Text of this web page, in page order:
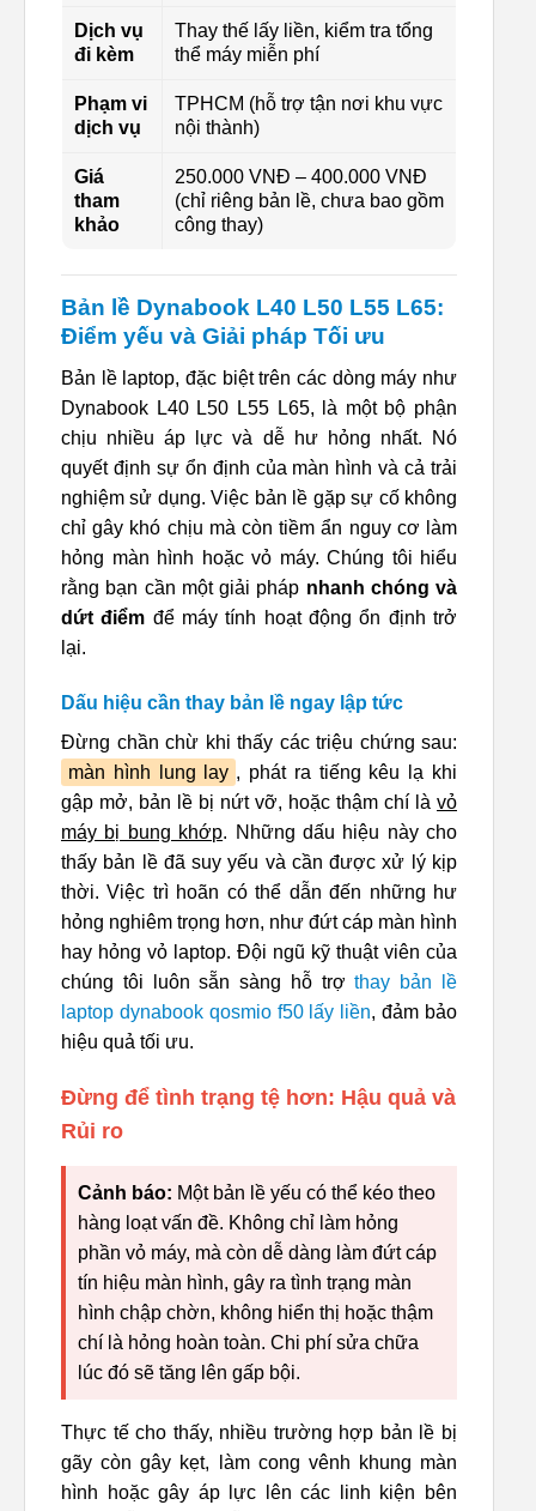
Dịch vụ
đi kèm
Thay thế lấy liền, kiểm tra tổng
thể máy miễn phí
Phạm vi
dịch vụ
TPHCM (hỗ trợ tận nơi khu vực
nội thành)
Giá
tham
khảo
250.000 VNĐ – 400.000 VNĐ
(chỉ riêng bản lề, chưa bao gồm
công thay)
Bản lề Dynabook L40 L50 L55 L65:
Điểm yếu và Giải pháp Tối ưu
Bản lề laptop, đặc biệt trên các dòng máy như
Dynabook L40 L50 L55 L65, là một bộ phận
chịu nhiều áp lực và dễ hư hỏng nhất. Nó
quyết định sự ổn định của màn hình và cả trải
nghiệm sử dụng. Việc bản lề gặp sự cố không
chỉ gây khó chịu mà còn tiềm ẩn nguy cơ làm
hỏng màn hình hoặc vỏ máy. Chúng tôi hiểu
rằng bạn cần một giải pháp nhanh chóng và
dứt điểm để máy tính hoạt động ổn định trở
lại.
Dấu hiệu cần thay bản lề ngay lập tức
Đừng chần chừ khi thấy các triệu chứng sau:
màn hình lung lay , phát ra tiếng kêu lạ khi
gập mở, bản lề bị nứt vỡ, hoặc thậm chí là vỏ
máy bị bung khớp. Những dấu hiệu này cho
thấy bản lề đã suy yếu và cần được xử lý kịp
thời. Việc trì hoãn có thể dẫn đến những hư
hỏng nghiêm trọng hơn, như đứt cáp màn hình
hay hỏng vỏ laptop. Đội ngũ kỹ thuật viên của
chúng tôi luôn sẵn sàng hỗ trợthay bản lề
laptop dynabook qosmio f50 lấy liền, đảm bảo
hiệu quả tối ưu.
Đừng để tình trạng tệ hơn: Hậu quả và
Rủi ro
Cảnh báo: Một bản lề yếu có thể kéo theo
hàng loạt vấn đề. Không chỉ làm hỏng
phần vỏ máy, mà còn dễ dàng làm đứt cáp
tín hiệu màn hình, gây ra tình trạng màn
hình chập chờn, không hiển thị hoặc thậm
chí là hỏng hoàn toàn. Chi phí sửa chữa
lúc đó sẽ tăng lên gấp bội.
Thực tế cho thấy, nhiều trường hợp bản lề bị
gãy còn gây kẹt, làm cong vênh khung màn
hình hoặc gây áp lực lên các linh kiện bên